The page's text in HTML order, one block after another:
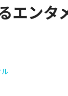
エンタ